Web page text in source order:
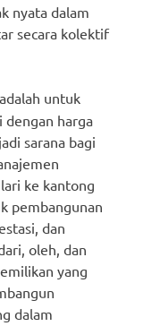
nyata dalam
secara kolektif
adalah untuk
dengan harga
sarana bagi
ke kantong
pembangunan
dan
oleh, dan
yang
dalam